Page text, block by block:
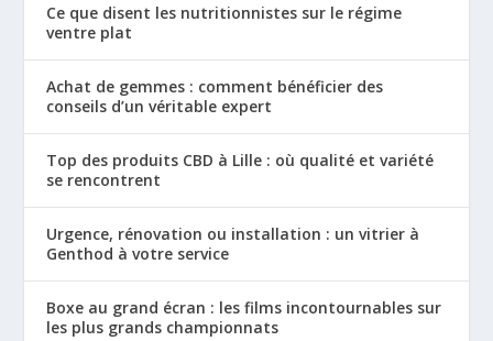
Ce que disent les nutritionnistes sur le régime
ventre plat
Achat de gemmes : comment bénéficier des
conseils d’un véritable expert
Top des produits CBD à Lille : où qualité et variété
se rencontrent
Urgence, rénovation ou installation : un vitrier à
Genthod à votre service
Boxe au grand écran : les films incontournables sur
les plus grands championnats